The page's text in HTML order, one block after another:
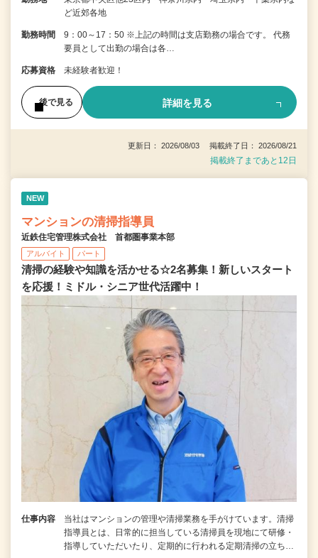
ど近郊各地
勤務時間
9：00～17：50 ※上記の時間は支店勤務の場合です。 代務
要員として出勤の場合は各…
応募資格 未経験者歓迎！
後で見る 詳細を見る
更新日： 2026/08/03 掲載終了日： 2026/08/21
掲載終了まであと12日
NEW
マンションの清掃指導員
近鉄住宅管理株式会社 首都圏事業本部
アルバイト パート
清掃の経験や知識を活かせる☆2名募集！新しいスタート
を応援！ミドル・シニア世代活躍中！
仕事内容
当社はマンションの管理や清掃業務を手がけています。清掃
指導員とは、日常的に担当している清掃員を現地にて研修・
指導していただいたり、定期的に行われる定期清掃の立ち…